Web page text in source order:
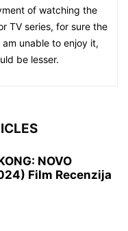
of watching the
TV series, for sure the
unable to enjoy it,
be lesser.
NOVO
Film Recenzija